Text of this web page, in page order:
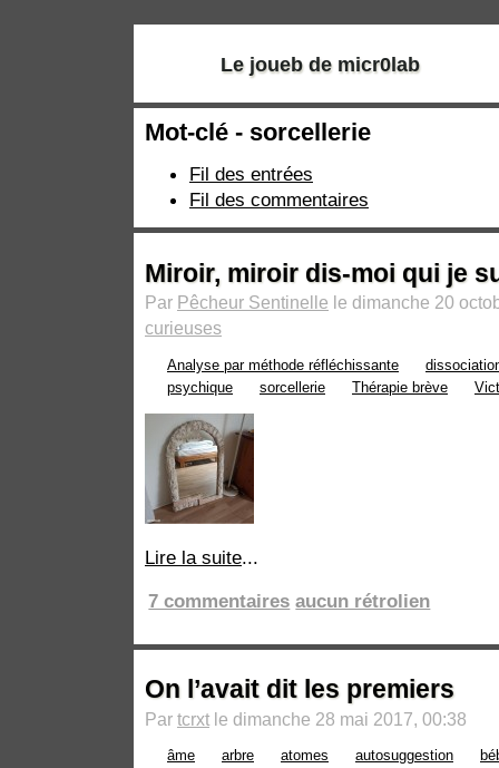
Le joueb de micr0lab
Mot-clé - sorcellerie
Fil des entrées
Fil des commentaires
Miroir, miroir dis-moi qui je
Par Pêcheur Sentinelle le dimanche 20
curieuses
Analyse par méthode réfléchissante
psychique
sorcellerie Thérapie brève
Lire la suite...
7 commentaires aucun rétrolien
On l’avait dit les premiers
Par tcrxt le dimanche 28 mai 2017, 00:38
âme arbre atomes autosuggestion